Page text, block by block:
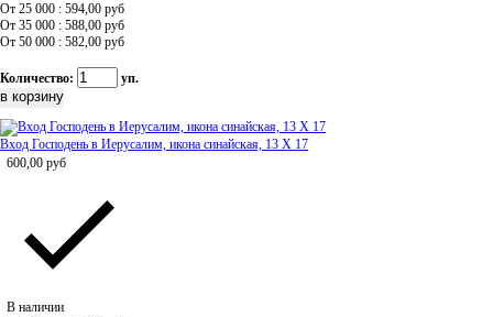
От 25 000 : 594,00 руб
От 35 000 : 588,00 руб
От 50 000 : 582,00 руб
Количество: уп.
Вход Господень в Иерусалим, икона синайская, 13 Х 17
600,00 руб
В наличии